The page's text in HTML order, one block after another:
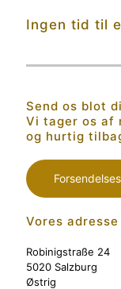
Ingen tid til
Send os blot
Vi tager os af
og hurtig
Vores adresse
Robinigstraße 24
5020 Salzburg
Østrig